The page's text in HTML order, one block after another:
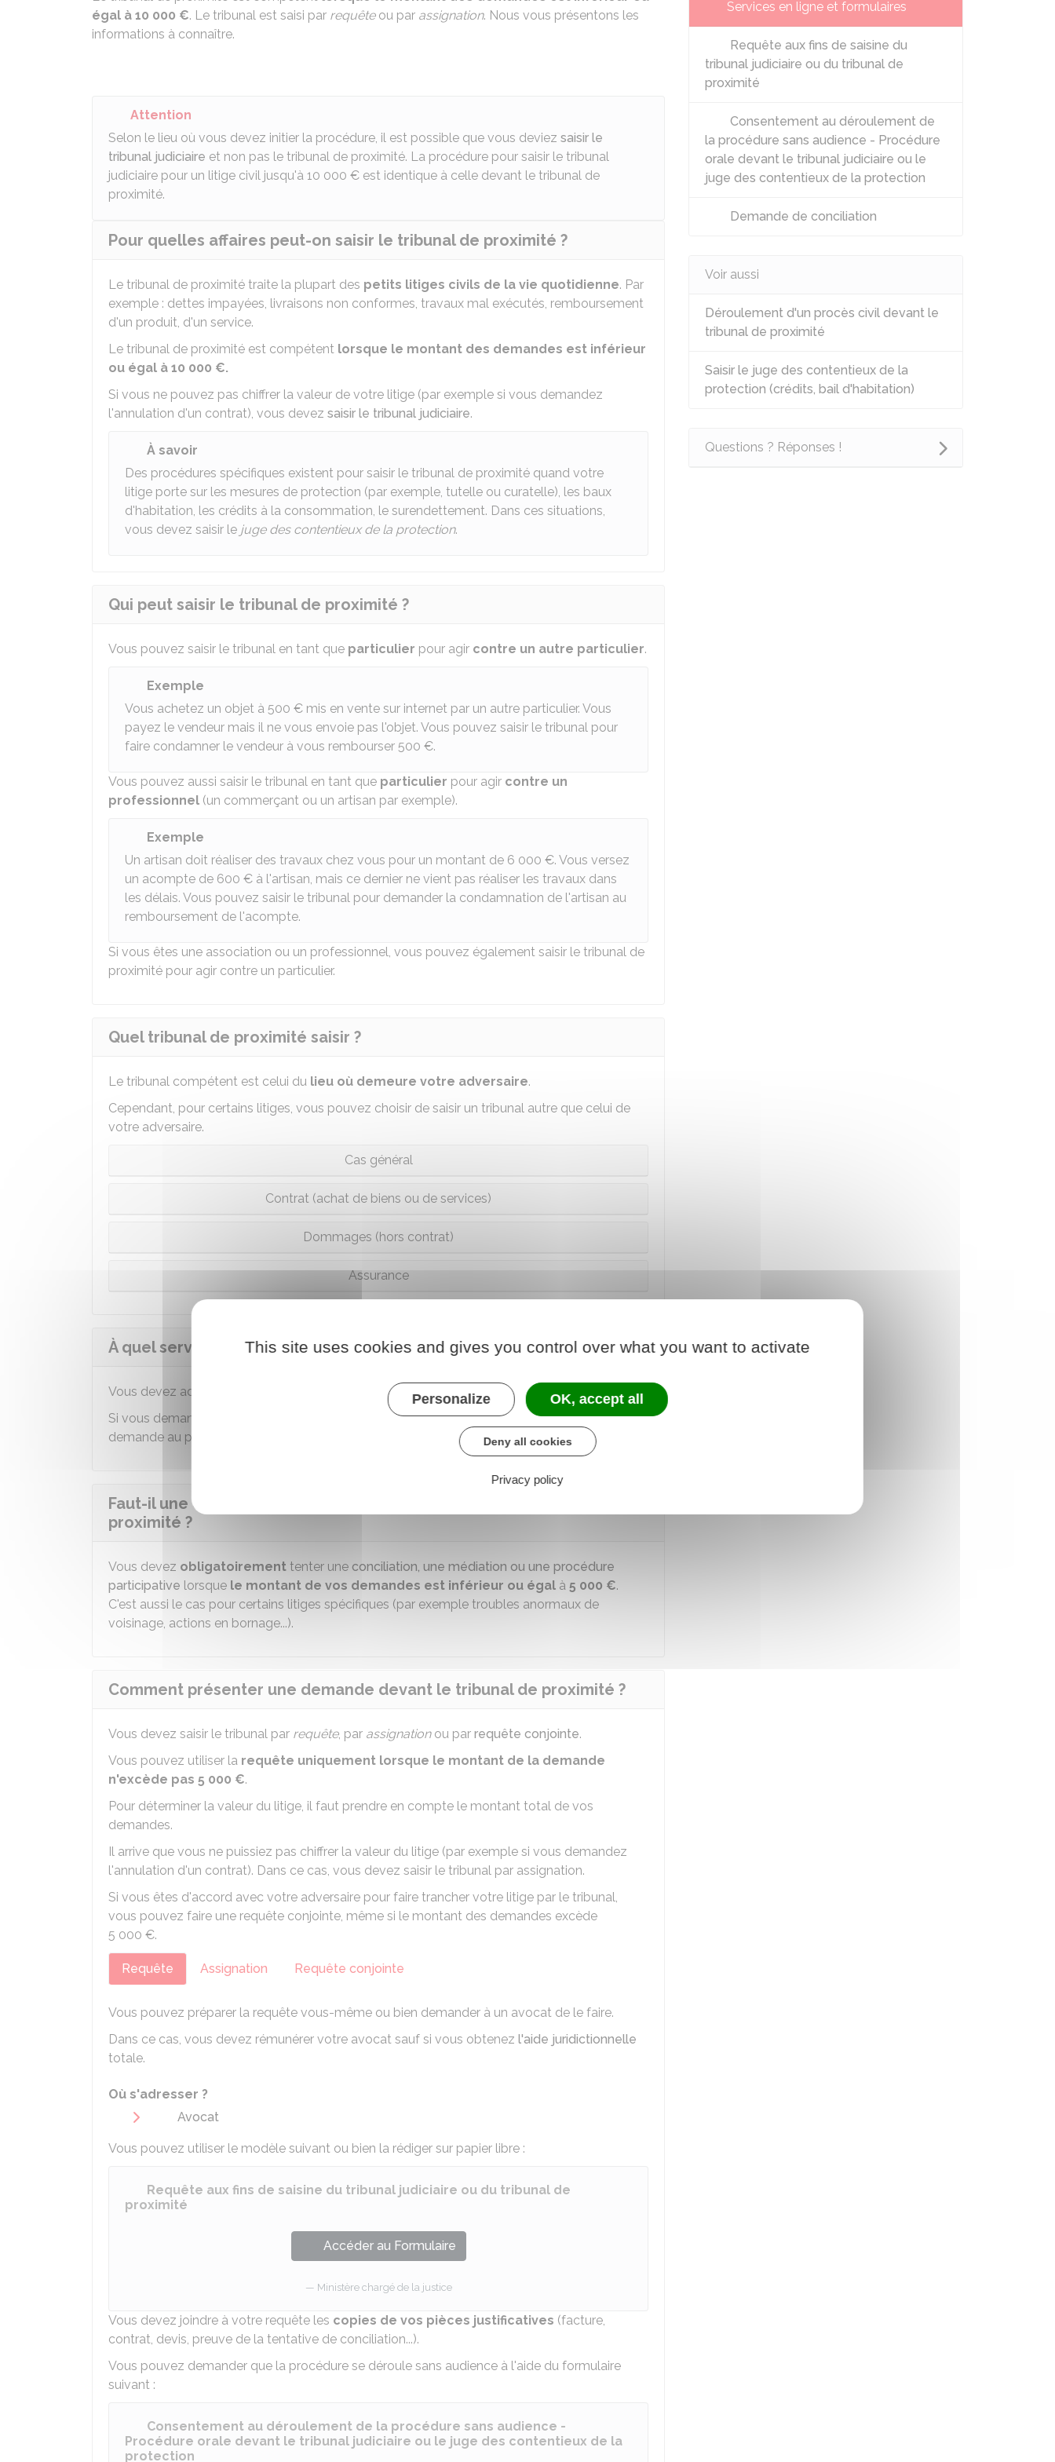
égal à 10 000 €. Le tribunal est saisi par requêteou par assignation. Nous vous présentons les
informations à connaître.
Attention
Selon le lieu où vous devez initier la procédure, il est possible que vous deviez saisir le
tribunal judiciaire et non pas le tribunal de proximité. La procédure pour saisir le tribunal
judiciaire pour un litige civil jusqu'à 10 000 € est identique à celle devant le tribunal de
proximité.
Pour quelles affaires peut-on saisir le tribunal de proximité ?
Le tribunal de proximité traite la plupart des petits litiges civils de la vie quotidienne. Par
exemple : dettes impayées, livraisons non conformes, travaux mal exécutés, remboursement
d'un produit, d'un service.
Le tribunal de proximité est compétent lorsque le montant des demandes est inférieur
ou égal à 10 000 €.
Si vous ne pouvez pas chiffrer la valeur de votre litige (par exemple si vous demandez
l'annulation d'un contrat), vous devez saisir le tribunal judiciaire.
À savoir
Des procédures spécifiques existent pour saisir le tribunal de proximité quand votre
litige porte sur les mesures de protection (par exemple, tutelle ou curatelle), les baux
d'habitation, les crédits à la consommation, le surendettement. Dans ces situations,
vous devez saisir le juge des contentieux de la protection.
Qui peut saisir le tribunal de proximité ?
Vous pouvez saisir le tribunal en tant que particulier pour agir contre un autre particulier.
Exemple
Vous achetez un objet à 500 € mis en vente sur internet par un autre particulier. Vous
payez le vendeur mais il ne vous envoie pas l'objet. Vous pouvez saisir le tribunal pour
faire condamner le vendeur à vous rembourser 500 €.
Vous pouvez aussi saisir le tribunal en tant que particulier pour agir contre un
professionnel (un commerçant ou un artisan par exemple).
Exemple
Un artisan doit réaliser des travaux chez vous pour un montant de 6 000 €. Vous versez
un acompte de 600 € à l'artisan, mais ce dernier ne vient pas réaliser les travaux dans
les délais. Vous pouvez saisir le tribunal pour demander la condamnation de l'artisan au
remboursement de l'acompte.
Si vous êtes une association ou un professionnel, vous pouvez également saisir le tribunal de
proximité pour agir contre un particulier.
Quel tribunal de proximité saisir ?
Le tribunal compétent est celui du lieu où demeure votre adversaire.
Cependant, pour certains litiges, vous pouvez choisir de saisir un tribunal autre que celui de
votre adversaire.
Cas général
Contrat (achat de biens ou de services)
Dommages (hors contrat)
Assurance
À quel service ou juge du tribunal de proximité adresser la demande ?
Vous devez adresser votre demande au juge du tribunal de proximité.
Si vous demandez un
ordonnance sur requête, vous devez adresser votre
demande au président du tribunal de proximité.
Faut-il une conciliation ou une médiation avant de saisir le tribunal de
proximité ?
Vous devez obligatoirement tenter une conciliation, une médiation ou une procédure
participative lorsque le montant de vos demandes est inférieur ou égal à 5 000 €.
C'est aussi le cas pour certains litiges spécifiques (par exemple troubles anormaux de
voisinage, actions en bornage...).
Comment présenter une demande devant le tribunal de proximité ?
Vous devez saisir le tribunal par requête, par assignationou par requête conjointe.
Vous pouvez utiliser la requête uniquement lorsque le montant de la demande
n'excède pas 5 000 €.
Pour déterminer la valeur du litige, il faut prendre en compte le montant total de vos
demandes.
Il arrive que vous ne puissiez pas chiffrer la valeur du litige (par exemple si vous demandez
l'annulation d'un contrat). Dans ce cas, vous devez saisir le tribunal par assignation.
Si vous êtes d'accord avec votre adversaire pour faire trancher votre litige par le tribunal,
vous pouvez faire une requête conjointe, même si le montant des demandes excède
5 000 €.
Requête Assignation Requête conjointe
Vous pouvez préparer la requête vous-même ou bien demander à un avocat de le faire.
Dans ce cas, vous devez rémunérer votre avocat sauf si vous obtenez l'aide juridictionnelle
totale.
Où s'adresser ?
Avocat
Vous pouvez utiliser le modèle suivant ou bien la rédiger sur papier libre :
Requête aux fins de saisine du tribunal judiciaire ou du tribunal de
proximité
Accéder au Formulaire
Ministère chargé de la justice
Vous devez joindre à votre requête les copies de vos pièces justificatives (facture,
contrat, devis, preuve de la tentative de conciliation...).
Vous pouvez demander que la procédure se déroule sans audience à l'aide du formulaire
suivant :
Consentement au déroulement de la procédure sans audience -
Procédure orale devant le tribunal judiciaire ou le juge des contentieux de la
protection
Services en ligne et formulaires
Requête aux fins de saisine du
tribunal judiciaire ou du tribunal de
proximité
Consentement au déroulement de
la procédure sans audience - Procédure
orale devant le tribunal judiciaire ou le
juge des contentieux de la protection
Demande de conciliation
Voir aussi
Déroulement d'un procès civil devant le
tribunal de proximité
Saisir le juge des contentieux de la
protection (crédits, bail d'habitation)
Questions ? Réponses !
This site uses cookies and gives you control over what you want to activate
Personalize OK, accept all
Deny all cookies
Privacy policy